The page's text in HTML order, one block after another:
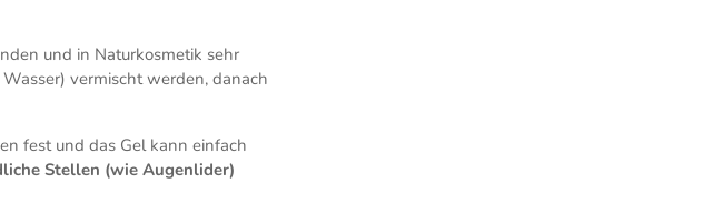
und in Naturkosmetik sehr
vermischt werden, danach
fest und das Gel kann einfach
Stellen (wie Augenlider)